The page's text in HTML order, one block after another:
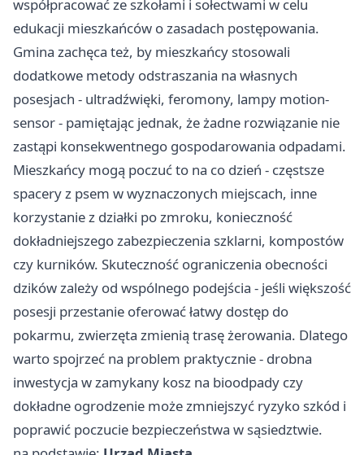
współpracować ze szkołami i sołectwami w celu
edukacji mieszkańców o zasadach postępowania.
Gmina zachęca też, by mieszkańcy stosowali
dodatkowe metody odstraszania na własnych
posesjach - ultradźwięki, feromony, lampy motion-
sensor - pamiętając jednak, że żadne rozwiązanie nie
zastąpi konsekwentnego gospodarowania odpadami.
Mieszkańcy mogą poczuć to na co dzień - częstsze
spacery z psem w wyznaczonych miejscach, inne
korzystanie z działki po zmroku, konieczność
dokładniejszego zabezpieczenia szklarni, kompostów
czy kurników. Skuteczność ograniczenia obecności
dzików zależy od wspólnego podejścia - jeśli większość
posesji przestanie oferować łatwy dostęp do
pokarmu, zwierzęta zmienią trasę żerowania. Dlatego
warto spojrzeć na problem praktycznie - drobna
inwestycja w zamykany kosz na bioodpady czy
dokładne ogrodzenie może zmniejszyć ryzyko szkód i
poprawić poczucie bezpieczeństwa w sąsiedztwie.